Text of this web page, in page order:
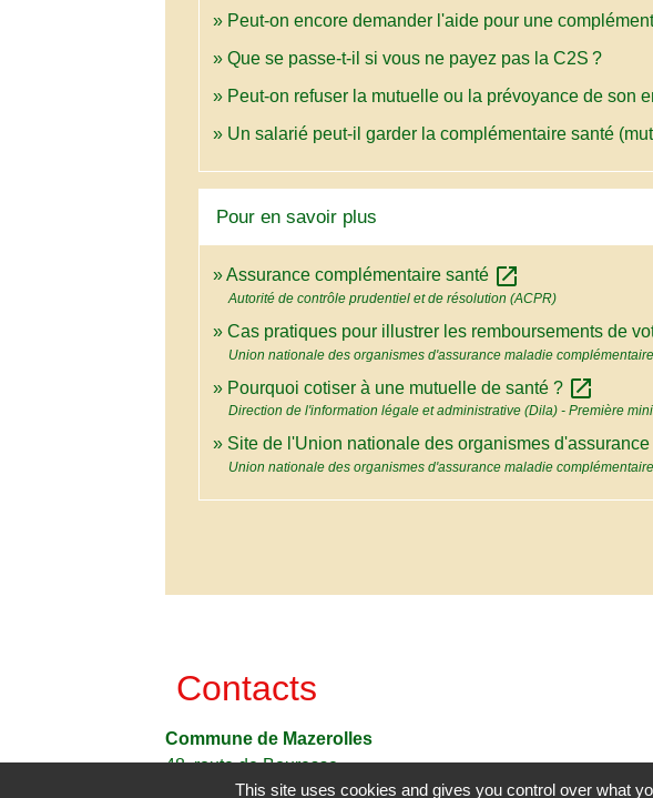
Peut-on encore demander l'aide pour une
Que se passe-t-il si vous ne payez pas la C2S ?
Peut-on refuser la mutuelle ou la prévoyance de son
Un salarié peut-il garder la complémentaire santé
Pour en savoir plus
Assurance complémentaire santé open_in_new
Autorité de contrôle prudentiel et de résolution (ACPR)
Cas pratiques pour illustrer les remboursements de
Union nationale des organismes d'assurance maladie
Pourquoi cotiser à une mutuelle de santé ? open_in_new
Direction de l'information légale et administrative (Dila) - Première
Site de l'Union nationale des organismes
Union nationale des organismes d'assurance maladie
Contacts
Commune de Mazerolles
48, route de Bouresse
86320 Mazerolles - FRANCE
This site uses cookies and gives you control over what